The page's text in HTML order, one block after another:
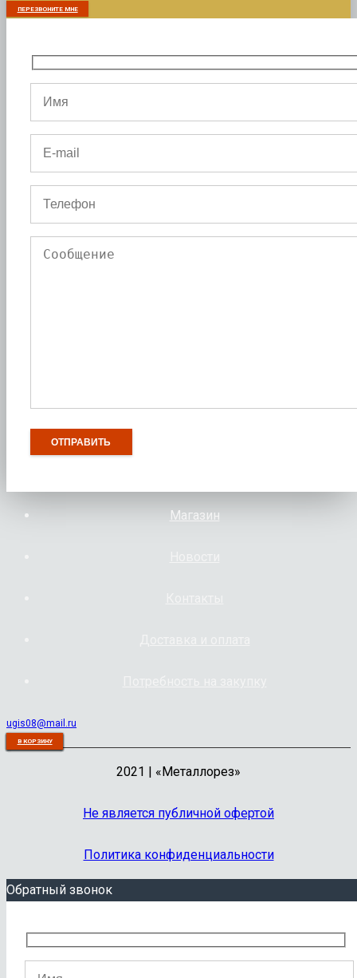
В КОРЗИНУ
В КОРЗИНУ
В КОРЗИНУ
В КОРЗИНУ
В КОРЗИНУ
В КОРЗИНУ
В КОРЗИНУ
В КОРЗИНУ
В КОРЗИНУ
В КОРЗИНУ
ПЕРЕЗВОНИТЕ МНЕ
Магазин
ugis08@mail.ru
2021 | «Металлорез»
Не является публичной офертой
Политика конфиденциальности
Обратный звонок